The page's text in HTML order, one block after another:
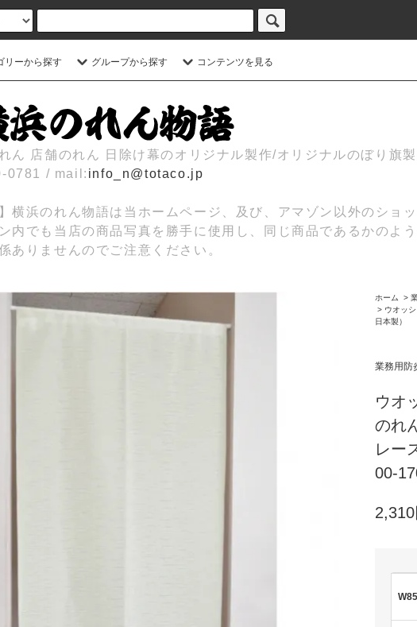
リーから探す グループから探す コンテンツを見る
ん 店舗のれん 日除け幕のオリジナル製作/オリジナルのぼり旗
0781 / mail: info_n@totaco.jp
横浜のれん物語は当ホームページ、及び、アマゾン以外のショ
内でも当店の商品写真を勝手に使用し、同じ商品であるかのよ
ありませんのでご注意ください。
ホーム >
> ウオッ
日本製）
業務用防
ウオ
のれ
レー
00-